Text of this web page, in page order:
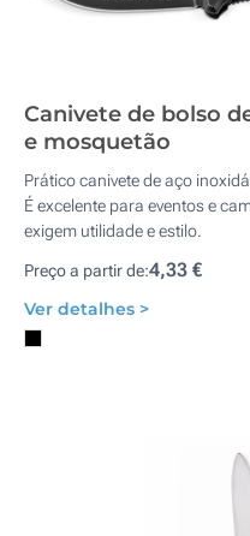
Canivete de bolso
e mosquetão
Prático canivete de aço
É excelente para eventos e
exigem utilidade e estilo.
Preço a partir de:4,33 €
Ver detalhes >